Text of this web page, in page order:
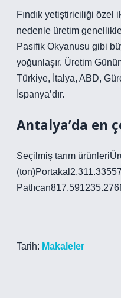
Fındık yetiştiriciliği özel
nedenle üretim
Pasifik Okyanusu gibi
yoğunlaşır. Üretim
Türkiye, İtalya, ABD,
İspanya’dır.
Antalya’da en
Seçilmiş tarım
Tarih: Makaleler